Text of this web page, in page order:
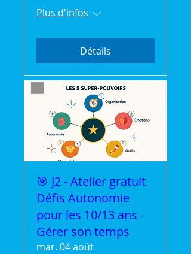
Plus d'infos
Détails
🎯 J2 - Atelier gratuit
Défis Autonomie
pour les 10/13 ans -
Gérer son temps
mar. 04 août